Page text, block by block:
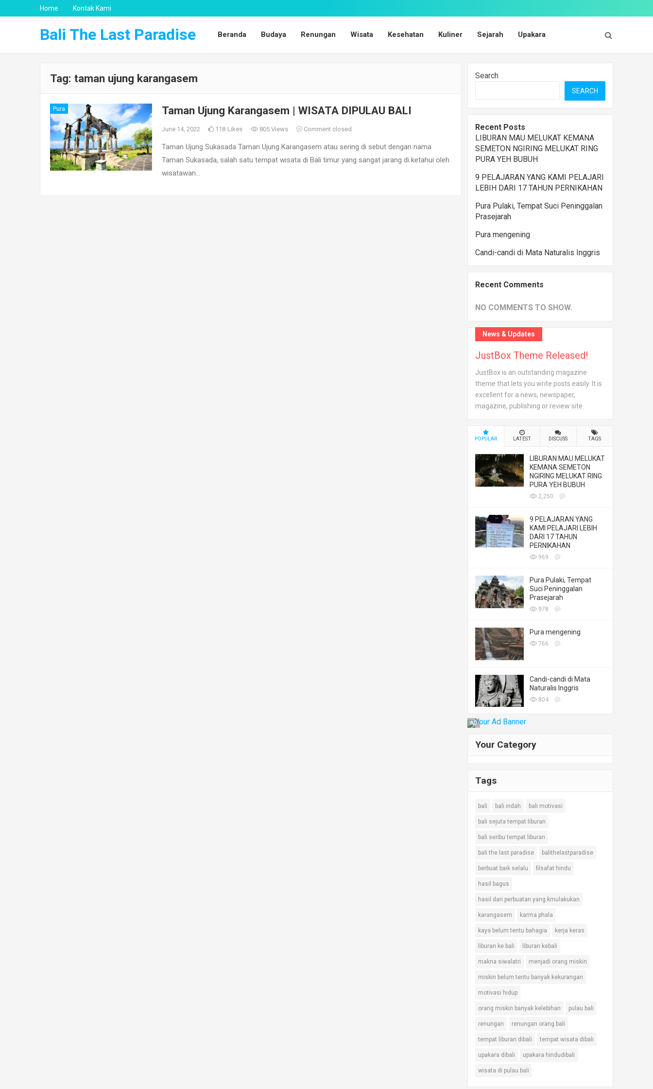
Home Kontak Kami
Bali The Last Paradise Beranda Budaya Renungan Wisata Kesehatan Kuliner Sejarah Upakara
Tag: taman ujung karangasem
Pura Taman Ujung Karangasem | WISATA DIPULAU BALI
June 14, 2022 118 Likes 805 Views Comment closed
Taman Ujung Sukasada Taman Ujung Karangasem atau sering di sebut dengan nama
Taman Sukasada, salah satu tempat wisata di Bali timur yang sangat jarang di ketahui oleh
wisatawan…
Search
SEARCH
Recent Posts
LIBURAN MAU MELUKAT KEMANA
SEMETON NGIRING MELUKAT RING
PURA YEH BUBUH
9 PELAJARAN YANG KAMI PELAJARI
LEBIH DARI 17 TAHUN PERNIKAHAN
Pura Pulaki, Tempat Suci Peninggalan
Prasejarah
Pura mengening
Candi-candi di Mata Naturalis Inggris
Recent Comments
NO COMMENTS TO SHOW.
News & Updates
JustBox Theme Released!
JustBox is an outstanding magazine
theme that lets you write posts easily. It is
excellent for a news, newspaper,
magazine, publishing or review site.
POPULAR LATEST DISCUSS TAGS
LIBURAN MAU MELUKAT
KEMANA SEMETON
NGIRING MELUKAT RING
PURA YEH BUBUH
2,250
9 PELAJARAN YANG
KAMI PELAJARI LEBIH
DARI 17 TAHUN
PERNIKAHAN
969
Pura Pulaki, Tempat
Suci Peninggalan
Prasejarah
978
Pura mengening
766
Candi-candi di Mata
Naturalis Inggris
804
AD
Your Category
Tags
bali bali indah bali motivasi
bali sejuta tempat liburan
bali seribu tempat liburan
bali the last paradise balithelastparadise
berbuat baik selalu filsafat hindu
hasil bagus
hasil dari perbuatan yang kmulakukan
karangasem karma phala
kaya belum tentu bahagia kerja keras
liburan ke bali liburan kebali
makna siwalatri menjadi orang miskin
miskin belum tentu banyak kekurangan
motivasi hidup
orang miskin banyak kelebihan pulau bali
renungan renungan orang bali
tempat liburan dibali tempat wisata dibali
upakara dibali upakara hindudibali
wisata di pulau bali